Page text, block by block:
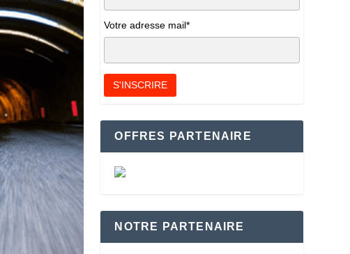
Votre adresse mail*
OFFRES PARTENAIRE
NOTRE PARTENAIRE